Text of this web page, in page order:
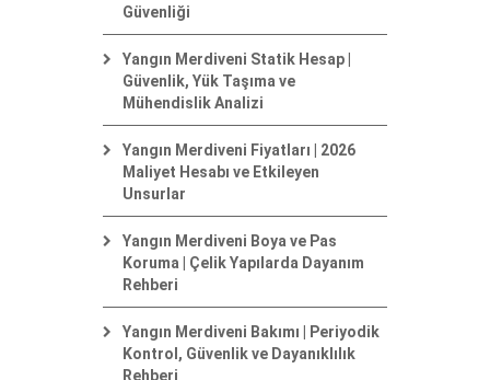
Güvenliği
Yangın Merdiveni Statik Hesap |
Güvenlik, Yük Taşıma ve
Mühendislik Analizi
Yangın Merdiveni Fiyatları | 2026
Maliyet Hesabı ve Etkileyen
Unsurlar
Yangın Merdiveni Boya ve Pas
Koruma | Çelik Yapılarda Dayanım
Rehberi
Yangın Merdiveni Bakımı | Periyodik
Kontrol, Güvenlik ve Dayanıklılık
Rehberi